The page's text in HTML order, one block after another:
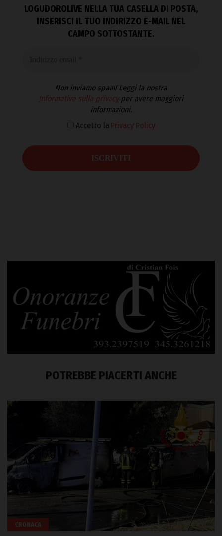
LOGUDOROLIVE NELLA TUA CASELLA DI POSTA,
INSERISCI IL TUO INDIRIZZO E-MAIL NEL
CAMPO SOTTOSTANTE.
Non inviamo spam! Leggi la nostra
Informativa sulla privacyper avere maggiori
informazioni.
Accetto la Privacy Policy
POTREBBE PIACERTI ANCHE
CRONACA